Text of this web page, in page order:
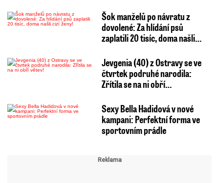
Šok manželů po návratu z
dovolené: Za hlídání psů
zaplatili 20 tisíc, doma našli…
Jevgenia (40) z Ostravy se ve
čtvrtek podruhé narodila:
Zřítila se na ni obří…
Sexy Bella Hadidová v nové
kampani: Perfektní forma ve
sportovním prádle